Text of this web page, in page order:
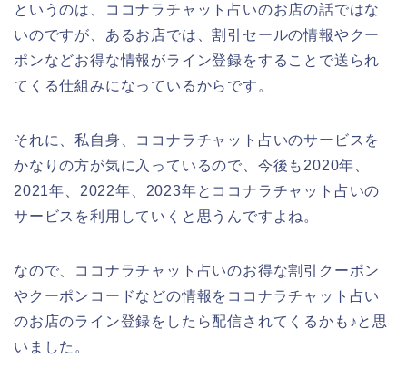
というのは、ココナラチャット占いのお店の話ではな
いのですが、あるお店では、割引セールの情報やクー
ポンなどお得な情報がライン登録をすることで送られ
てくる仕組みになっているからです。
それに、私自身、ココナラチャット占いのサービスを
かなりの方が気に入っているので、今後も2020年、
2021年、2022年、2023年とココナラチャット占いの
サービスを利用していくと思うんですよね。
なので、ココナラチャット占いのお得な割引クーポン
やクーポンコードなどの情報をココナラチャット占い
のお店のライン登録をしたら配信されてくるかも♪と思
いました。